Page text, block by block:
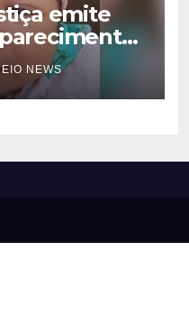
emite
em MS;
NEWS